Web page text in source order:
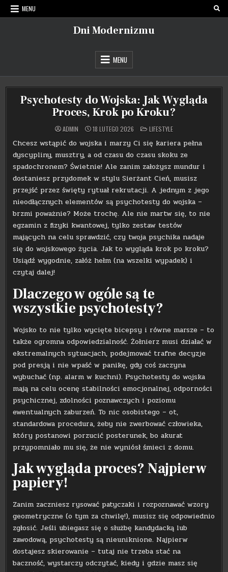
Skip
to
MENU
Dni Modernizmu
MENU
Psychotesty do Wojska: Jak Wygląda
Proces, Krok po Kroku?
ADMIN 18 LUTEGO 2026 POSTED
IN
LIFESTYLE
Chcesz wstąpić do wojska i marzy Ci się kariera pełna
dyscypliny, musztry, a od czasu do czasu skoku ze
spadochronem? Świetnie! Ale zanim założysz mundur i
dostaniesz przydomek w stylu Sierżant Cień, musisz
przejść przez święty rytuał rekrutacji. A jednym z jego
nieodłącznych elementów są psychotesty do wojska –
brzmi poważnie? Może trochę. Ale nie martw się, to nie
egzamin z fizyki kwantowej, tylko zestaw testów
mających na celu sprawdzić, czy twoja psychika nadaje
się do wojskowego życia. Jak to wygląda krok po kroku?
Usiądź wygodnie, załóż hełm (na wszelki wypadek) i
czytaj dalej!
Dlaczego w ogóle są te
wszystkie psychotesty?
Wojsko to nie tylko wycięte bicepsy i równe marsze – to
także ogromna odpowiedzialność. Żołnierz musi działać w
ekstremalnych sytuacjach, podejmować trafne decyzje
pod presją i nie wpaść w panikę, gdy coś zaczyna
wybuchać (np. alarm w kuchni). Psychotesty do wojska
mają na celu ocenę stabilności emocjonalnej, odporności
psychicznej, zdolności poznawczych i poziomu
ewentualnych zaburzeń. To nic osobistego – ot,
standardowa procedura, żeby nie zwerbować człowieka,
który postanowi porzucić posterunek, bo akurat
przypomniało mu się, że nie wyniósł śmieci z domu.
Jak wygląda proces? Najpierw
papiery!
Zanim zaczniesz rysować patyczaki i rozpoznawać wzory
geometryczne (o tym za chwilę!), musisz się odpowiednio
zgłosić. Jeśli ubiegasz się o służbę kandydacką lub
zawodową, psychotesty są nieuniknione. Najpierw
dostajesz skierowanie – tutaj nie trzeba stać na
baczność, wystarczy odczytać, kiedy i gdzie masz się